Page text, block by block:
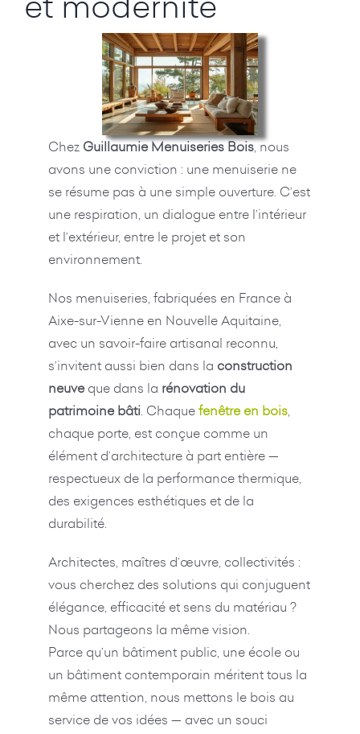
Chez Guillaumie Menuiseries Bois, nous
avons une conviction : une menuiserie ne
se résume pas à une simple ouverture. C’est
une respiration, un dialogue entre l’intérieur
et l’extérieur, entre le projet et son
environnement.
Nos menuiseries, fabriquées en France à
Aixe-sur-Vienne en Nouvelle Aquitaine,
avec un savoir-faire artisanal reconnu,
s’invitent aussi bien dans la construction
neuveque dans la rénovation du
patrimoine bâti. Chaquefenêtre en bois,
chaque porte, est conçue comme un
élément d’architecture à part entière —
respectueux de la performance thermique,
des exigences esthétiques et de la
durabilité.
Architectes, maîtres d’œuvre, collectivités :
vous cherchez des solutions qui conjuguent
élégance, efficacité et sens du matériau ?
Nous partageons la même vision.
Parce qu’un bâtiment public, une école ou
un bâtiment contemporain méritent tous la
même attention, nous mettons le bois au
service de vos idées — avec un souci